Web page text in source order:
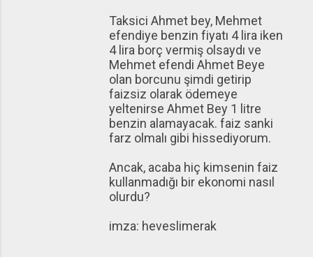
Taksici Ahmet bey, Mehmet
efendiye benzin fiyatı 4 lira iken
4 lira borç vermiş olsaydı ve
Mehmet efendi Ahmet Beye
olan borcunu şimdi getirip
faizsiz olarak ödemeye
yeltenirse Ahmet Bey 1 litre
benzin alamayacak. faiz sanki
farz olmalı gibi hissediyorum.
Ancak, acaba hiç kimsenin faiz
kullanmadığı bir ekonomi nasıl
olurdu?
imza: heveslimerak